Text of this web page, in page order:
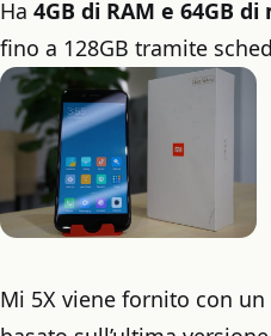
Ha 4GB di RAM e 64GB
fino a 128GB tramite
Mi 5X viene fornito con un